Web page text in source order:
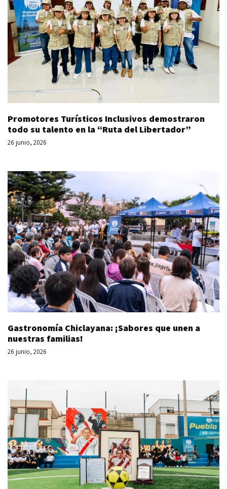
Promotores Turísticos Inclusivos demostraron
todo su talento en la “Ruta del Libertador”
26 junio, 2026
Gastronomía Chiclayana: ¡Sabores que unen a
nuestras familias!
26 junio, 2026